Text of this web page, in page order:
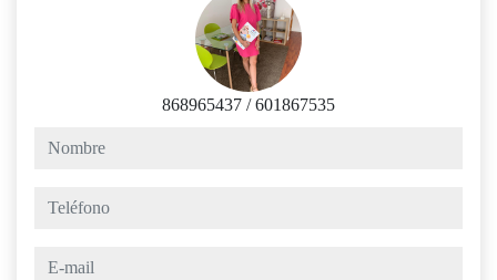
868965437 /601867535
nombre
teléfono
e-mail